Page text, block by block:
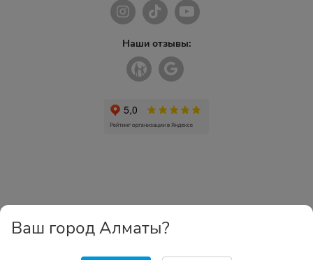
Наши отзывы:
Ваш город Алматы?